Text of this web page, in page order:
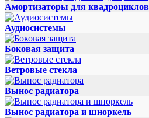
Амортизаторы для квадроциклов
Аудиосистемы
Боковая защита
Ветровые стекла
Вынос радиатора
Вынос радиатора и шноркель